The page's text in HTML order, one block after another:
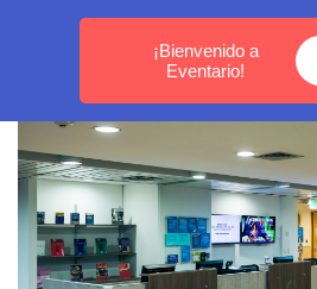
MEDELLÍN - BOGOTÁ -
¡Bienvenido a
Eventario!